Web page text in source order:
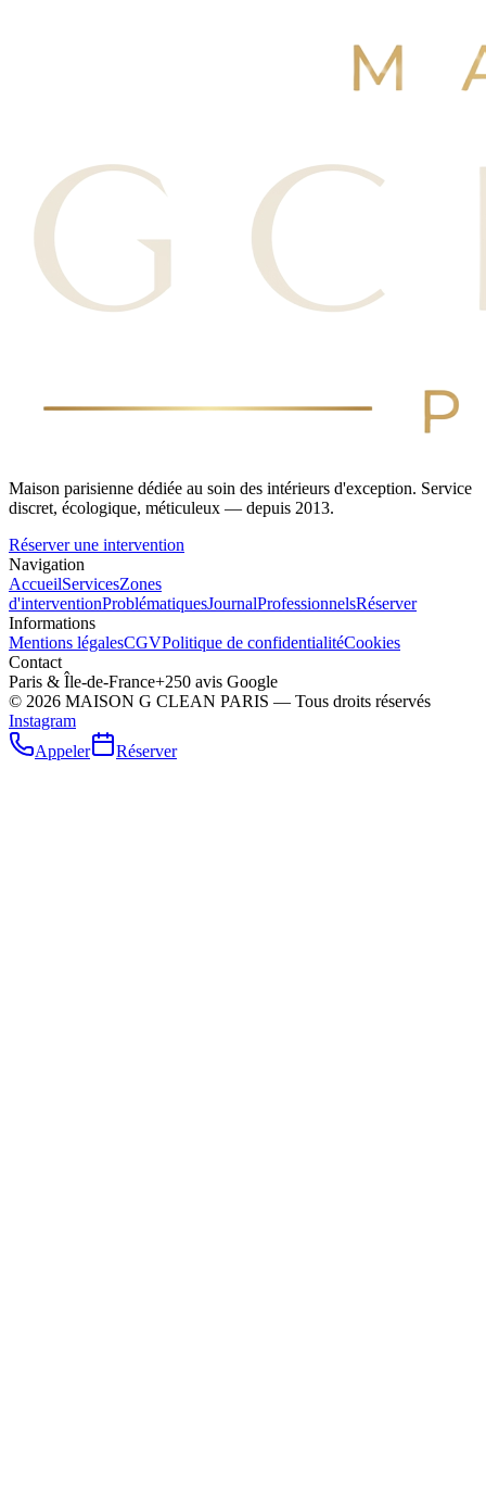
Maison parisienne dédiée au soin des intérieurs d'exception. Service
discret, écologique, méticuleux — depuis 2013.
Réserver une intervention
Navigation
AccueilServicesZones
d'interventionProblématiquesJournalProfessionnelsRéserver
Informations
Mentions légalesCGVPolitique de confidentialitéCookies
Contact
Paris & Île-de-France+250 avis Google
© 2026 MAISON G CLEAN PARIS — Tous droits réservés
Instagram
Appeler
Réserver